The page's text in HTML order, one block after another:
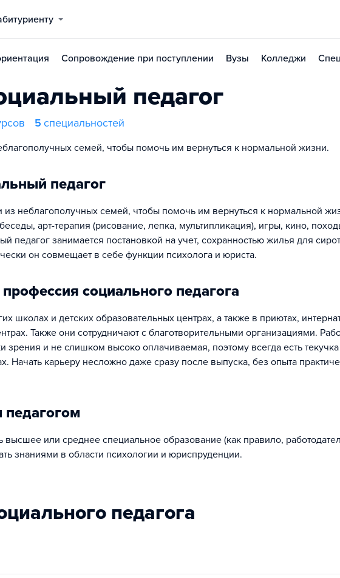
Сопровождение при поступлении Вузы Колледжи
педагог
5 специальностей
семей, чтобы помочь им вернуться к нормальной жизни.
педагог
из неблагополучных семей, чтобы помочь им вернуться к нормальной
арт-терапия (рисование, лепка, мультипликация), игры, кино,
педагог занимается постановкой на учет, сохранностью жилья для
он совмещает в себе функции психолога и юриста.
социального педагога
школах и детских образовательных центрах, а также в приютах,
Также они сотрудничают с благотворительными организациями.
зрения и не слишком высоко оплачиваемая, поэтому всегда есть текучка
Начать карьеру несложно даже сразу после выпуска, без опыта
педагогом
или среднее специальное образование (как правило,
знаниями в области психологии и юриспруденции.
педагога